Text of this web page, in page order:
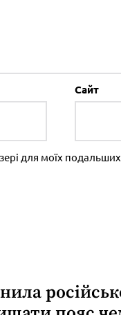
Сайт
для моїх